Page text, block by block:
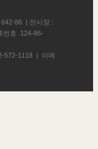
86 | 전시장 :
번호 124-86-
572-1118 | 이메